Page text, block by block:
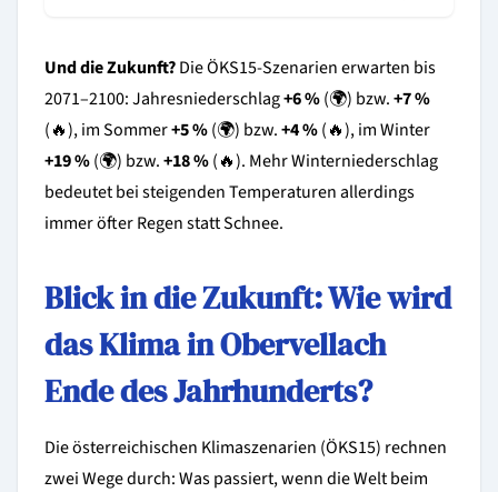
Und die Zukunft?Die ÖKS15-Szenarien erwarten bis
2071–2100: Jahresniederschlag+6 %(🌍) bzw.+7 %
(🔥), im Sommer+5 %(🌍) bzw.+4 %(🔥), im Winter
+19 %(🌍) bzw.+18 %(🔥). Mehr Winterniederschlag
bedeutet bei steigenden Temperaturen allerdings
immer öfter Regen statt Schnee.
Blick in die Zukunft: Wie wird
das Klima in Obervellach
Ende des Jahrhunderts?
Die österreichischen Klimaszenarien (ÖKS15) rechnen
zwei Wege durch: Was passiert, wenn die Welt beim